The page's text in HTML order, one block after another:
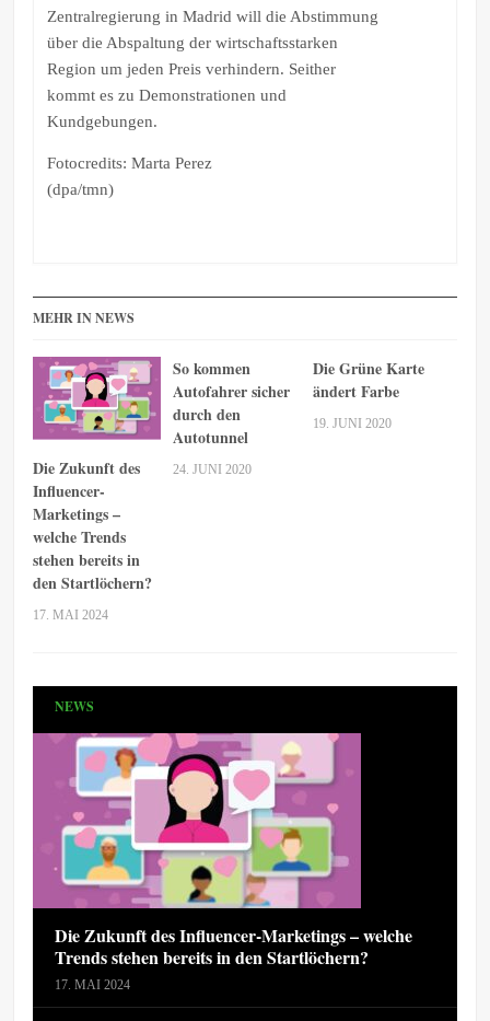
Zentralregierung in Madrid will die Abstimmung
über die Abspaltung der wirtschaftsstarken
Region um jeden Preis verhindern. Seither
kommt es zu Demonstrationen und
Kundgebungen.
Fotocredits: Marta Perez
(dpa/tmn)
MEHR IN NEWS
Die Zukunft des
Influencer-
Marketings –
welche Trends
stehen bereits in
den Startlöchern?
17. MAI 2024
So kommen
Autofahrer sicher
durch den
Autotunnel
24. JUNI 2020
Die Grüne Karte
ändert Farbe
19. JUNI 2020
NEWS
Die Zukunft des Influencer-Marketings – welche
Trends stehen bereits in den Startlöchern?
17. MAI 2024